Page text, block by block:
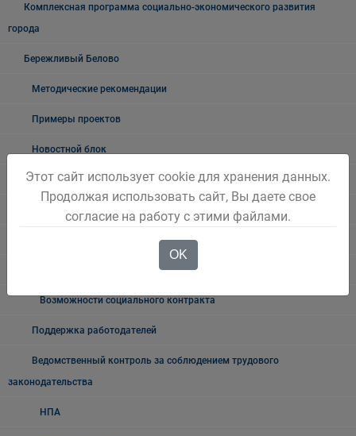
Комплексная программа социально-экономического развития
города
Бережливый Белово
Методические рекомендации
Примеры проектов
Новостной блок
Трудовые отношения
О неформальной занятости: ролики, релизы
Мероприятия по снижению уровня неформальной занятости
Возможности социального контракта
Поддержка работодателей
Ведомственный контроль за соблюдением трудового
законодательства
НПА
Этот сайт использует cookie для хранения данных.
Продолжая использовать сайт, Вы даете свое
согласие на работу с этими файлами.
OK